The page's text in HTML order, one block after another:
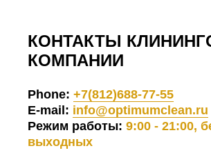
КОНТАКТЫ
КОМПАНИИ
Phone: +7(812)688-77-55
E-mail: info@optimumclean.ru
Режим работы: 9:00 - 21:00,
выходных